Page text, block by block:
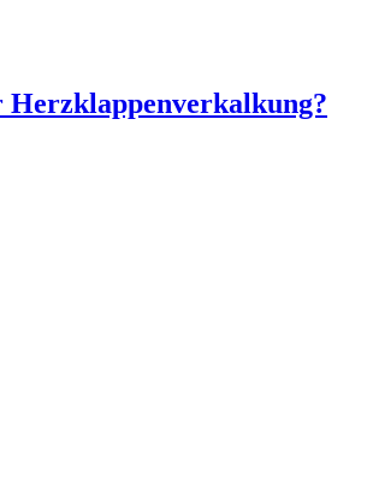
Herzklappenverkalkung?